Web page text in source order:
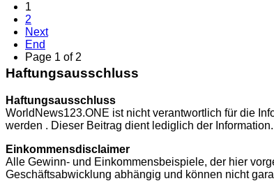
1
2
Next
End
Page 1 of 2
Haftungsausschluss
Haftungsausschluss
WorldNews123.ONE ist nicht verantwortlich für die
werden . Dieser Beitrag dient lediglich der Information.
Einkommensdisclaimer
Alle Gewinn- und Einkommensbeispiele, der hier
Geschäftsabwicklung abhängig und können nicht